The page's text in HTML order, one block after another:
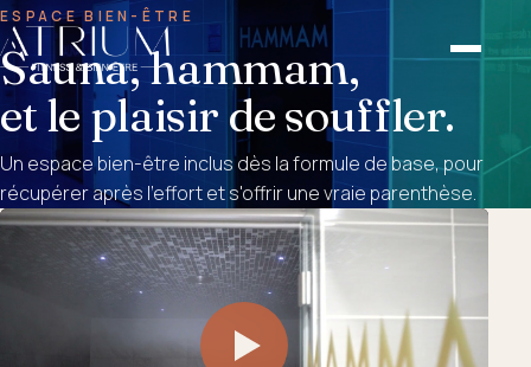
ESPACE BIEN-ÊTRE
Sauna, hammam,
et le plaisir de souffler.
Un espace bien-être inclus dès la formule de base, pour
récupérer après l'effort et s'offrir une vraie parenthèse.